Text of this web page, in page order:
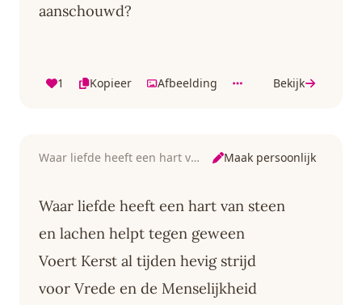
aanschouwd?
1 Kopieer Afbeelding Bekijk
Waar liefde heeft een hart van steen Maak persoonlijk
Waar liefde heeft een hart van steen
en lachen helpt tegen geween
Voert Kerst al tijden hevig strijd
voor Vrede en de Menselijkheid